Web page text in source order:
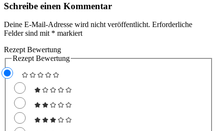
Schreibe einen Kommentar
Deine E-Mail-Adresse wird nicht veröffentlicht. Erforderliche
Felder sind mit * markiert
Rezept Bewertung
Rezept Bewertung